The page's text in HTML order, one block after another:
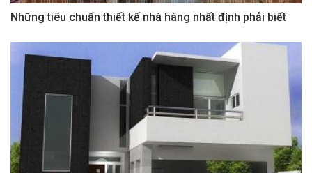
Những tiêu chuẩn thiết kế nhà hàng nhất định phải biết